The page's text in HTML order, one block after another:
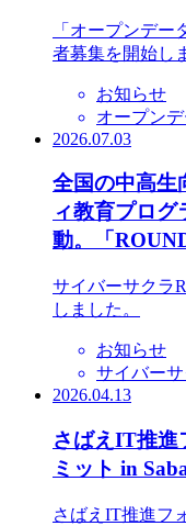
「オープンデー
者募集を開始し
お知らせ
オープン
2026.07.03
全国の中高生
ィ教育プロ
動。「
サイバーサクラ
しました。
お知らせ
サイバーサ
2026.04.13
さばえIT推進
ミット in
さばえIT推進フ